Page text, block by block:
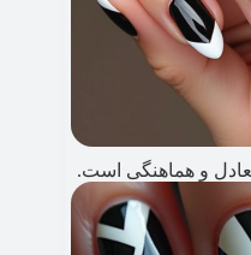
و هماهنگی است.